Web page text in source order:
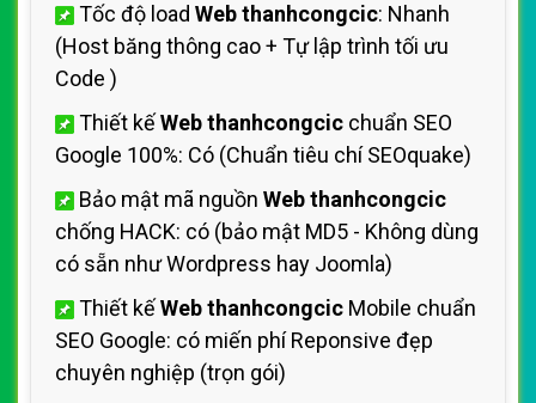
Tốc độ load Web thanhcongcic: Nhanh
(Host băng thông cao + Tự lập trình tối ưu
Code )
Thiết kếWeb thanhcongcic chuẩn SEO
Google 100%: Có (Chuẩn tiêu chí SEOquake)
Bảo mật mã nguồn Web thanhcongcic
chống HACK: có (bảo mật MD5 - Không dùng
có sẵn như Wordpress hay Joomla)
Thiết kếWeb thanhcongcic Mobile chuẩn
SEO Google: có miến phíReponsive đẹp
chuyên nghiệp (trọn gói)